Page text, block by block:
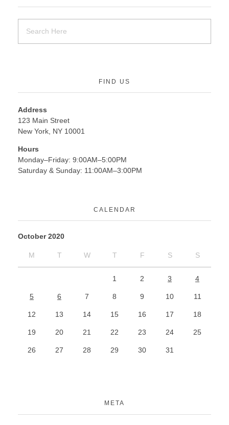
FIND US
Address
123 Main Street
New York, NY 10001
Hours
Monday–Friday: 9:00AM–5:00PM
Saturday & Sunday: 11:00AM–3:00PM
CALENDAR
October 2020
M T W T F S S
1 2 3 4
5 6 7 8 9 10 11
12 13 14 15 16 17 18
19 20 21 22 23 24 25
26 27 28 29 30 31
META